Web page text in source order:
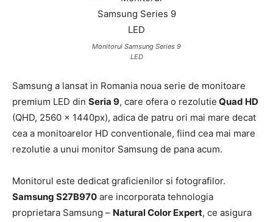
Monitorul Samsung Series 9
LED
Samsung a lansat in Romania noua serie de monitoare
premium LED din Seria 9, care ofera o rezolutie Quad HD
(QHD, 2560 x 1440px), adica de patru ori mai mare decat
cea a monitoarelor HD conventionale, fiind cea mai mare
rezolutie a unui monitor Samsung de pana acum.
Monitorul este dedicat graficienilor si fotografilor.
Samsung S27B970 are incorporata tehnologia
proprietara Samsung – Natural Color Expert, ce asigura